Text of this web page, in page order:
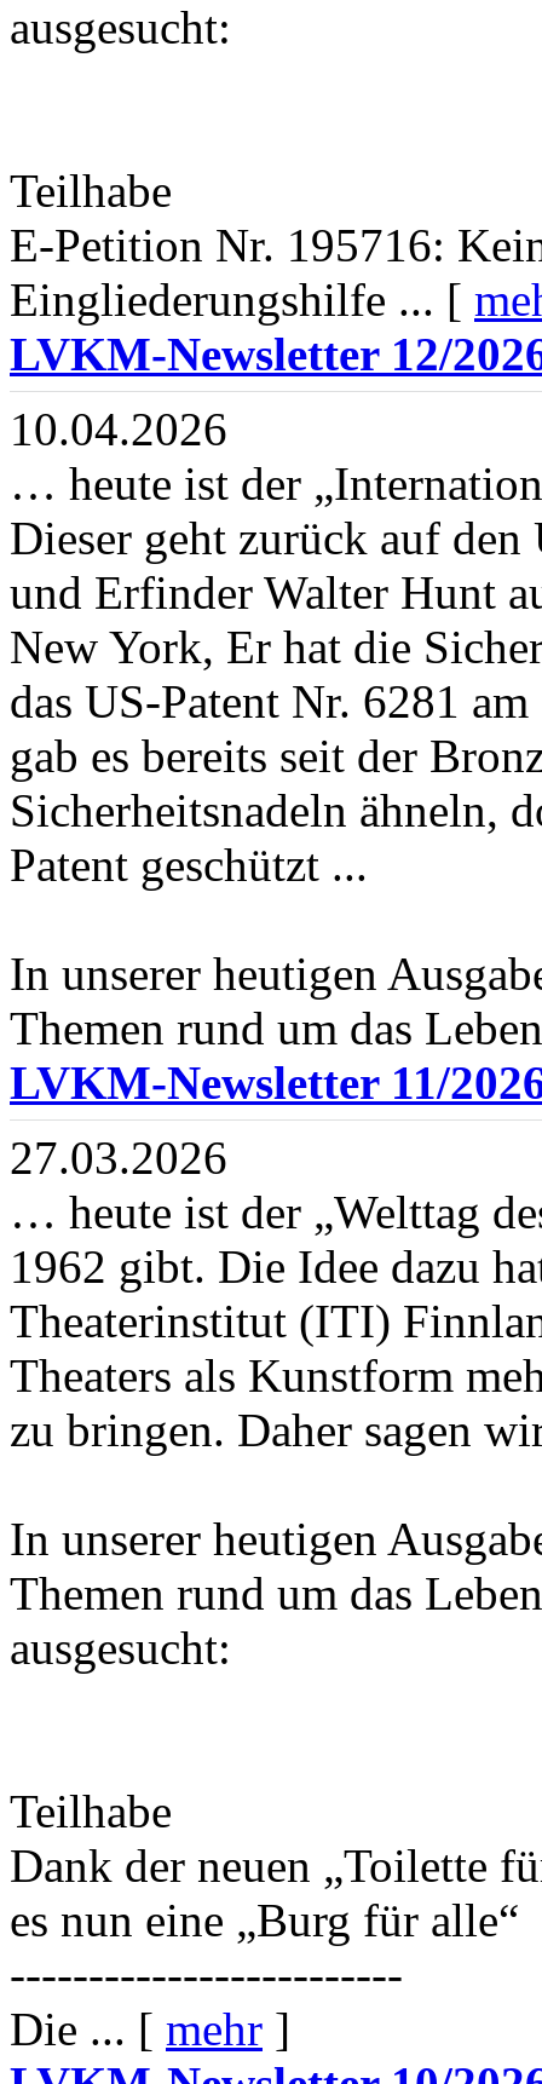
ausgesucht:
Teilhabe
E-Petition Nr. 195716:
Eingliederungshilfe ... [
LVKM-Newsletter 12/
10.04.2026
… heute ist der
Dieser geht zurück auf
und Erfinder Walter Hunt
New York, Er hat die
das US-Patent Nr. 6281
gab es bereits seit der
Sicherheitsnadeln ähneln,
Patent geschützt ...
In unserer heutigen
Themen rund um das
LVKM-Newsletter 11/
27.03.2026
… heute ist der „Welttag
1962 gibt. Die Idee dazu
Theaterinstitut (ITI)
Theaters als Kunstform
zu bringen. Daher sagen
In unserer heutigen
Themen rund um das
ausgesucht:
Teilhabe
Dank der neuen „Toilette
es nun eine „Burg für alle“
-------------------------
Die ... [ mehr ]